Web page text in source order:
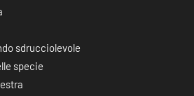
sdrucciolevole
specie